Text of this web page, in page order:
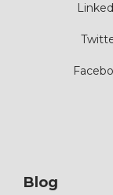
Blog